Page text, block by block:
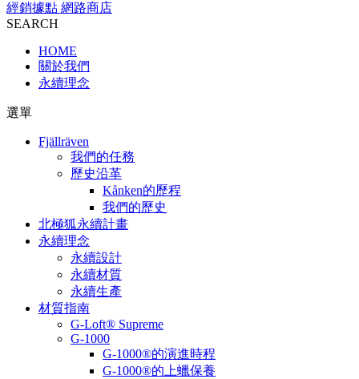
經銷據點 網路商店
SEARCH
HOME
關於我們
永續理念
選單
Fjällräven
我們的任務
歷史沿革
Kånken的歷程
我們的歷史
北極狐永續計畫
永續理念
永續設計
永續材質
永續生產
材質指南
G-Loft® Supreme
G-1000
G-1000®的演進時程
G-1000®的上蠟保養